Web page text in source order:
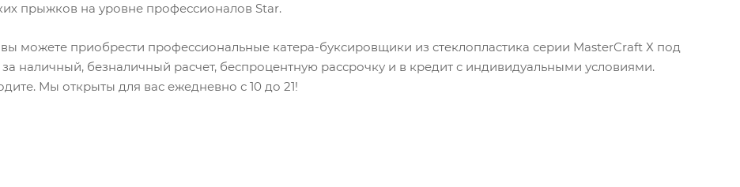
прыжков на уровне профессионалов Star.
можете приобрести профессиональные катера-буксировщики из стеклопластика серии MasterCraft Х под
за наличный, безналичный расчет, беспроцентную рассрочку и в кредит с индивидуальными условиями.
Мы открыты для вас ежедневно с 10 до 21!